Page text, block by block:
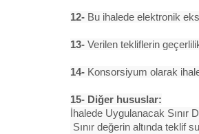
12- Bu ihalede elektronik
13- Verilen tekliflerin
14- Konsorsiyum olarak
15- Diğer hususlar:
İhalede Uygulanacak Sınır
Sınır değerin altında teklif